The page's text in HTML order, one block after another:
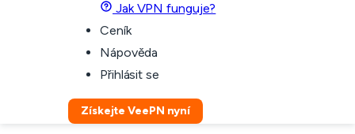
Jak VPN funguje?
Ceník
Nápověda
Přihlásit se
Získejte VeePN nyní